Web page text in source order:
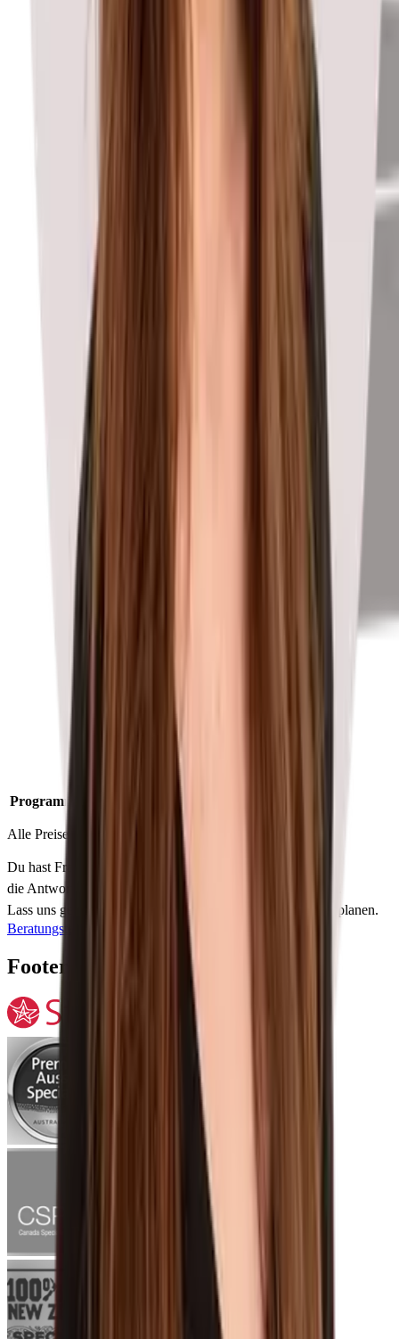
Programm
Alle Preise in Euro.Stand: 06.08.2026
Du hast Fragen zu deinem Schüleraustausch? Wir haben
die Antworten und freuen uns darauf, dich kennenzulernen!
Lass uns gemeinsam dein einzigartiges Auslandsabenteuer planen.
Beratungstermin vereinbaren
Footer